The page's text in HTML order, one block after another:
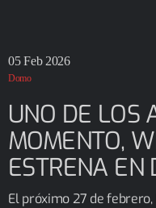
05 Feb 2026
Domo
UNO DE LOS
MOMENTO,
ESTRENA EN
El próximo 27 de